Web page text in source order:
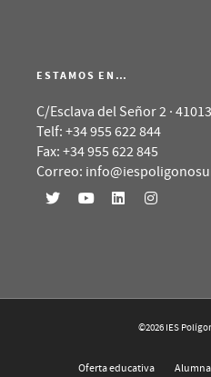
ESTAMOS EN…
C/Esclava del Señor 2 ·
Telf: +34 955 622 844
Fax: +34 955 622 845
Correo:
©2026 IES
Oferta educativa